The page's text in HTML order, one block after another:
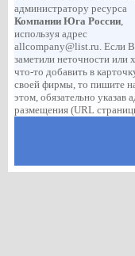
администратору ресурса
Компании Юга России,
используя адрес
allcompany@list.ru. Если
заметили неточности или
что-то добавить в
своей фирмы, то пишите
этом, обязательно указав
размещения (URL